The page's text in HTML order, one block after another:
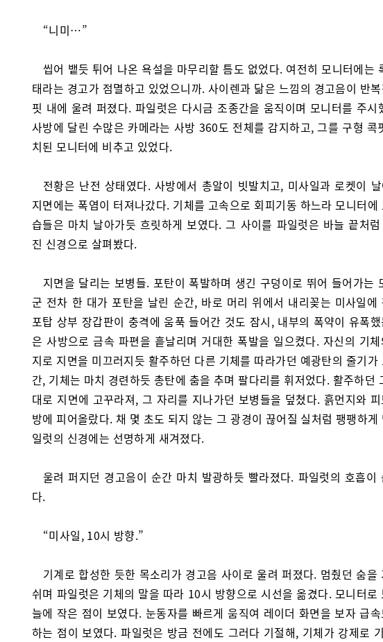
“니미…”
씹어 뱉듯 튀어 나온 욕설을 마무리할 틈도 없었다. 여전히 모니터에는
태라는 경고가 점멸하고 있었으니까. 사이렌과 닮은 느낌의 경고음이 반
핏 내에 울려 퍼졌다. 파일럿은 다시금 조종간을 움직이며 모니터를 주시
사방에 달린 수많은 카메라는 사방 360도 전체를 감지하고, 그를 구형 콕
치된 모니터에 비추고 있었다.
전황은 난전 상태였다. 사방에서 총알이 빗발치고, 미사일과 로켓이
지면에는 폭염이 터져나갔다. 기체를 고속으로 회피기동 하느라 모니터에
습들은 마치 날아가듯 흐릿하게 보였다. 그 사이를 파일럿은 바늘 끝처
진 신경으로 살펴봤다.
지면을 달리는 보병들. 포탄이 폭발하며 생긴 구덩이로 뛰어 들어가는
군 전차 한 대가 포탄을 날린 순간, 바로 머리 위에서 내리꽂는 미사일에
포탑 상부 장갑판이 충격에 움푹 들어간 것도 잠시, 내부의 폭약이 유폭
은 사방으로 금속 파편을 흩날리며 거대한 폭발을 일으켰다. 자신의 기
지로 지면을 미끄러지듯 활주하던 다른 기체를 따라가던 예광탄의 줄기가
간, 기체는 마치 경련하듯 총탄에 춤을 추며 팔다리를 휘저었다. 활주하던
대로 지면에 고꾸라져, 그 자리를 지나가던 보병들을 덮쳤다. 흙먼지와
방에 피어올랐다. 채 몇 초도 되지 않는 그 광경이 끊어질 실처럼 팽팽하게
일럿의 신경에는 선명하게 새겨졌다.
울려 퍼지던 경고음이 순간 마치 발광하듯 빨라졌다. 파일럿의 호흡이
다.
“미사일, 10시 방향.”
기계로 합성한 듯한 목소리가 경고음 사이로 울려 퍼졌다. 멈췄던 숨을
쉬며 파일럿은 기체의 말을 따라 10시 방향으로 시선을 옮겼다. 모니터로
늘에 작은 점이 보였다. 눈동자를 빠르게 움직여 레이더 화면을 보자 급
하는 점이 보였다. 파일럿은 방금 전에도 그러다 기절해, 기체가 강제로